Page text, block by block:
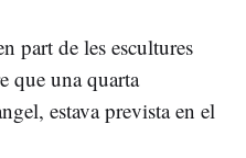
part de les escultures
que una quarta
estava prevista en el